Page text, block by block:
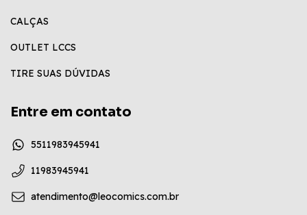
CALÇAS
OUTLET LCCS
TIRE SUAS DÚVIDAS
Entre em contato
5511983945941
11983945941
atendimento@leocomics.com.br